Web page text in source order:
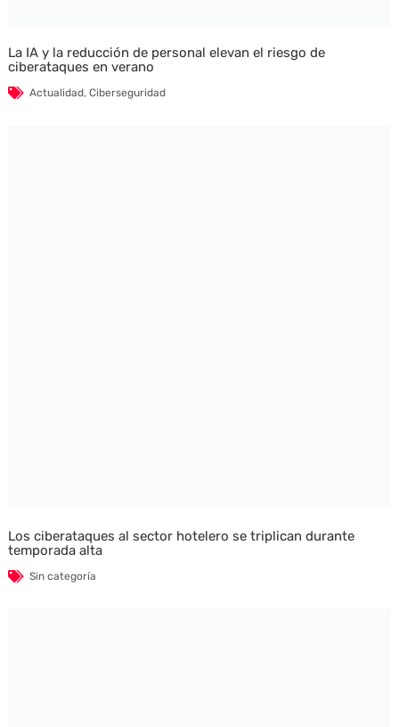
La IA y la reducción de personal elevan el riesgo de
ciberataques en verano
Actualidad, Ciberseguridad
Los ciberataques al sector hotelero se triplican durante
temporada alta
Sin categoría